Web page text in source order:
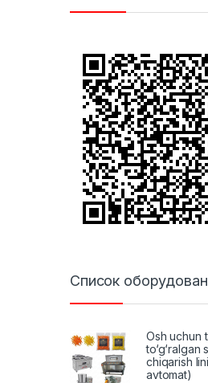
Список
Osh uchun
to‘g‘ralgan
chiqarish
avtomat)